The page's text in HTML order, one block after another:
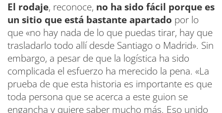
El rodaje, reconoce, no ha sido fácil porque es
un sitio que está bastante apartado por lo
que «no hay nada de lo que puedas tirar, hay que
trasladarlo todo allí desde Santiago o Madrid». Sin
embargo, a pesar de que la logística ha sido
complicada el esfuerzo ha merecido la pena. «La
prueba de que esta historia es importante es que
toda persona que se acerca a este guion se
engancha y quiere saber mucho más. Eso unido